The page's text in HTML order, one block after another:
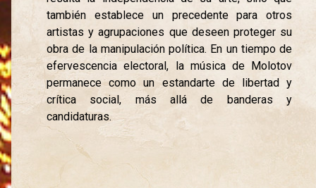
también establece un precedente para otros
artistas y agrupaciones que deseen proteger su
obra de la manipulación política. En un tiempo de
efervescencia electoral, la música de Molotov
permanece como un estandarte de libertad y
crítica social, más allá de banderas y
candidaturas.